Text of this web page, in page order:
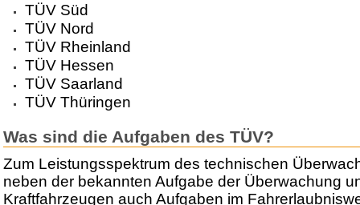
TÜV Süd
TÜV Nord
TÜV Rheinland
TÜV Hessen
TÜV Saarland
TÜV Thüringen
Was sind die Aufgaben des TÜV?
Zum Leistungsspektrum des technischen
neben der bekannten Aufgabe der Überwachung
Kraftfahrzeugen auch Aufgaben im